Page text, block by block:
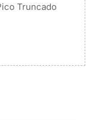
Truncado